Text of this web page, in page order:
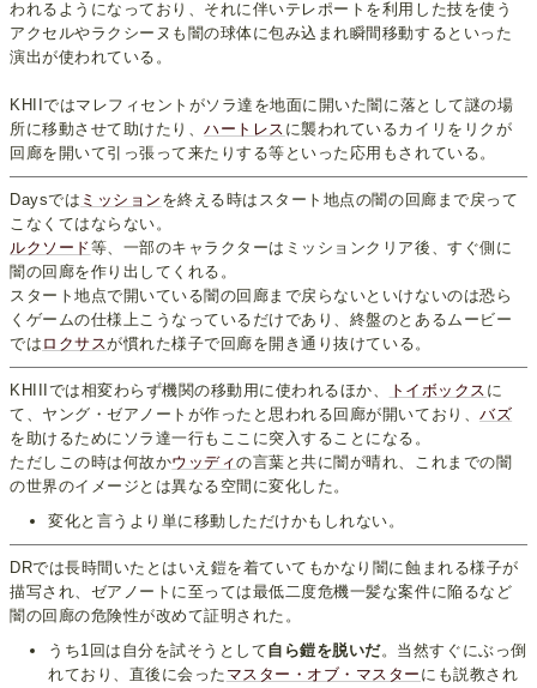
われるようになっており、それに伴いテレポートを利用した技を使う
アクセルやラクシーヌも闇の球体に包み込まれ瞬間移動するといった
演出が使われている。
KHIIではマレフィセントがソラ達を地面に開いた闇に落として謎の場
所に移動させて助けたり、ハートレス に襲われているカイリをリクが
回廊を開いて引っ張って来たりする等といった応用もされている。
Daysでは ミッション を終える時はスタート地点の闇の回廊まで戻って
こなくてはならない。
ルクソード等、一部のキャラクターはミッションクリア後、すぐ側に
闇の回廊を作り出してくれる。
スタート地点で開いている闇の回廊まで戻らないといけないのは恐ら
くゲームの仕様上こうなっているだけであり、終盤のとあるムービー
では ロクサスが慣れた様子で回廊を開き通り抜けている。
KHIIIでは相変わらず機関の移動用に使われるほか、 トイボックス に
て、ヤング・ゼアノートが作ったと思われる回廊が開いており、バズ
を助けるためにソラ達一行もここに突入することになる。
ただしこの時は何故かウッディの言葉と共に闇が晴れ、これまでの闇
の世界のイメージとは異なる空間に変化した。
変化と言うより単に移動しただけかもしれない。
DRでは長時間いたとはいえ鎧を着ていてもかなり闇に蝕まれる様子が
描写され、ゼアノートに至っては最低二度危機一髪な案件に陥るなど
闇の回廊の危険性が改めて証明された。
うち1回は自分を試そうとして自ら鎧を脱いだ。当然すぐにぶっ倒
れており、直後に会った マスター・オブ・マスター にも説教され